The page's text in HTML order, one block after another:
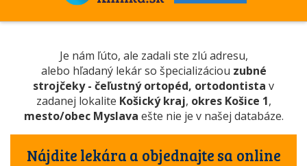
Je nám ľúto, ale zadali ste zlú adresu,
alebo hľadaný lekár so špecializáciou zubné
strojčeky - čeľustný ortopéd, ortodontista v
zadanej lokalite Košický kraj, okres Košice 1,
mesto/obec Myslava ešte nie je v našej databáze.
Nájdite lekára a objednajte sa online